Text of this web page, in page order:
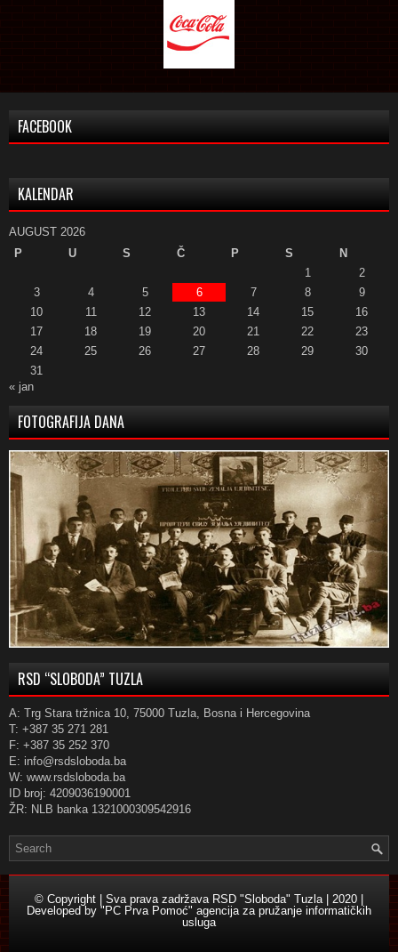
FACEBOOK
KALENDAR
AUGUST 2026
P
U S Č P S
N
1
2
3
4 5 6 7 8
9
10
11 12 13 14 15
16
17
18 19 20 21 22
23
24
25 26 27 28 29
30
31
« jan
FOTOGRAFIJA DANA
RSD “SLOBODA” TUZLA
A: Trg Stara tržnica 10, 75000 Tuzla, Bosna i Hercegovina
T: +387 35 271 281
F: +387 35 252 370
E: info@rsdsloboda.ba
W: www.rsdsloboda.ba
ID broj: 4209036190001
ŽR: NLB banka 1321000309542916
© Copyright | Sva prava zadržava RSD "Sloboda" Tuzla | 2020 |
Developed by "PC Prva Pomoć" agencija za pružanje informatičkih
usluga